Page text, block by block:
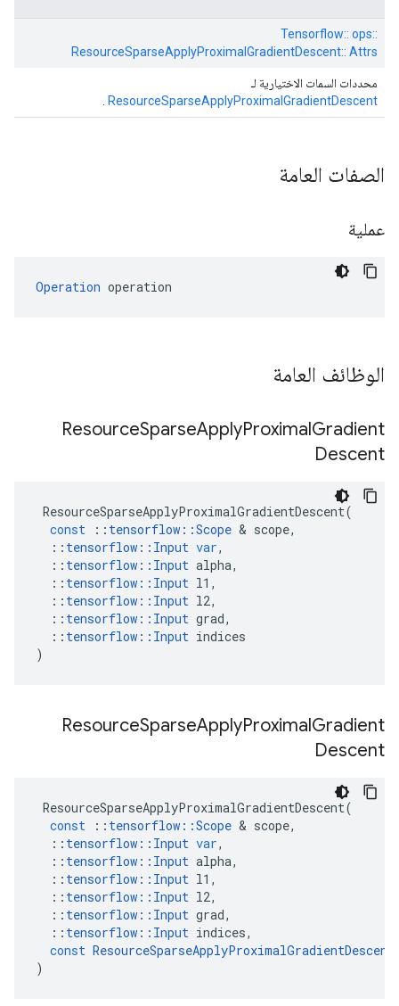
Tensorflow:: ops::
ResourceSparseApplyProximalGradientDescent:: Attrs
محددات السمات الاختيارية لـ
ResourceSparseApplyProximalGradientDescent
الصفات العامة
عملية
Operation operation
الوظائف العامة
ResourceSparseApplyProximalGradient
Descent
ResourceSparseApplyProximalGradientDescent(
const
:: tensorflow ::Scope & scope,
:: tensorflow :: Input var,
:: tensorflow :: Input alpha,
:: tensorflow :: Input l1 ,
:: tensorflow :: Input l2,
:: tensorflow :: Input grad,
:: tensorflow :: Input indices
)
ResourceSparseApplyProximalGradient
Descent
ResourceSparseApplyProximalGradientDescent(
const
:: tensorflow ::Scope & scope,
:: tensorflow :: Input var,
:: tensorflow :: Input alpha,
:: tensorflow :: Input l1 ,
:: tensorflow :: Input l2,
:: tensorflow :: Input grad,
:: tensorflow :: Input indices,
const ResourceSparseApplyProximalGradientDescent
)